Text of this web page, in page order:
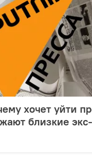
хочет уйти
близкие